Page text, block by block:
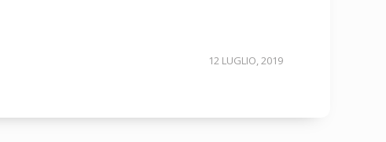
12 LUGLIO, 2019